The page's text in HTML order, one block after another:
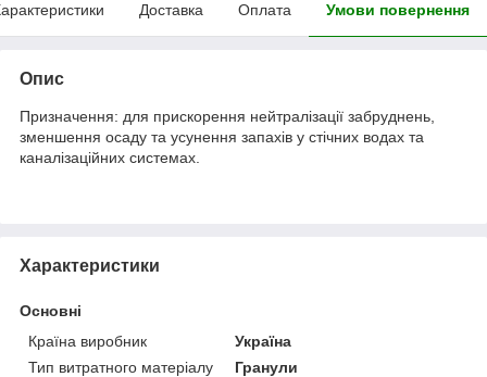
Доставка Оплата Умови повернення
Опис
Призначення: для прискорення нейтралізації забруднень,
зменшення осаду та усунення запахів у стічних водах та
каналізаційних системах.
Характеристики
Основні
Країна виробник
Україна
Тип витратного матеріалу
Гранули